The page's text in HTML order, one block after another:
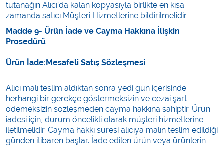
tutanağın Alıcı’da kalan kopyasıyla birlikte en kısa
zamanda satıcı Müşteri Hizmetlerine bildirilmelidir.
Madde 9- Ürün İade ve Cayma Hakkına İlişkin
Prosedürü
Ürün İade:Mesafeli Satış Sözleşmesi
Alıcı malı teslim aldıktan sonra yedi gün içerisinde
herhangi bir gerekçe göstermeksizin ve cezai şart
ödemeksizin sözleşmeden cayma hakkına sahiptir. Ürün
iadesi için, durum öncelikli olarak müşteri hizmetlerine
iletilmelidir. Cayma hakkı süresi alıcıya malın teslim edildiği
günden itibaren başlar. İade edilen ürün veya ürünlerin